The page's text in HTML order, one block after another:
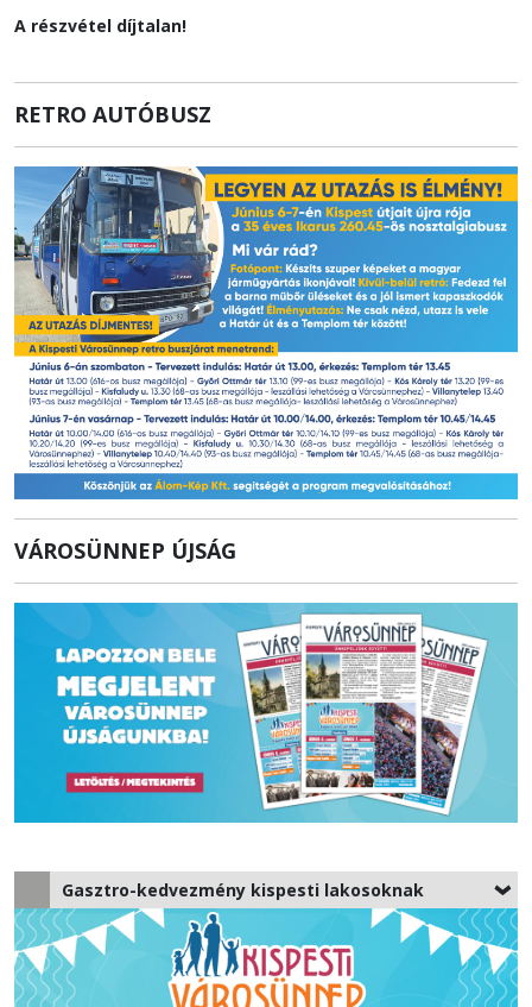
A részvétel díjtalan!
RETRO AUTÓBUSZ
VÁROSÜNNEP ÚJSÁG
Gasztro-kedvezmény kispesti lakosoknak